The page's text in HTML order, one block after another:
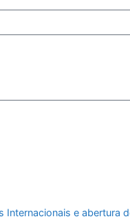
Internacionais e abertura